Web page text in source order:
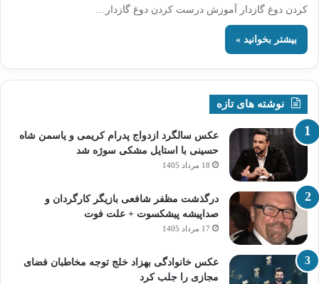
کردن دوغ گازدار آموزش درست کردن دوغ گازدار…
بیشتر بخوانید »
نوشته های تازه
عکس سالگرد ازدواج پدرام کریمی و یاسمن شاه‌
حسینی با استایل مشکی سوژه شد
18 مرداد 1405
درگذشت مظفر شافعی بازیگر کارگردان و
صداپیشه پیشکسوت + علت فوت
17 مرداد 1405
عکس خانوادگی بهزاد خلج توجه مخاطبان فضای
مجازی را جلب کرد